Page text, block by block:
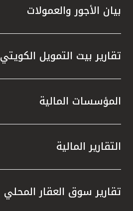
بيان الأجور والعمولات
تقارير بيت التمويل الكويتي
المؤسسات المالية
التقارير المالية
تقارير سوق العقار المحلي